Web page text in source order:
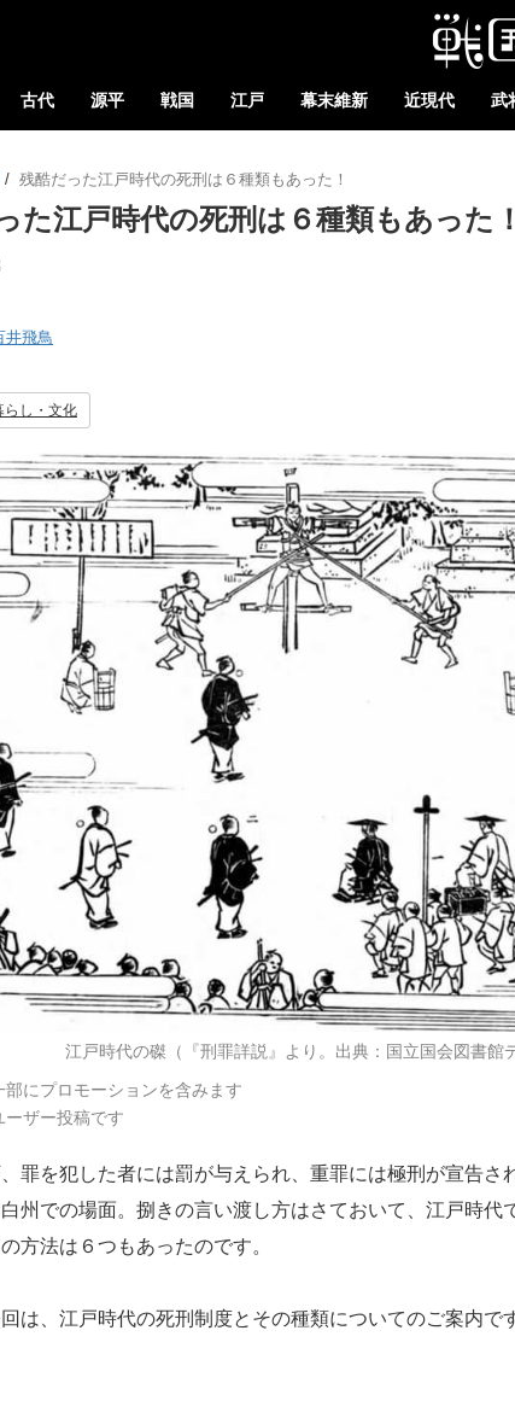
古代 源平 戦国 江戸 幕末維新 近現代 武
/ 残酷だった江戸時代の死刑は６種類もあった！
た江戸時代の死刑は６種類もあった！
井飛鳥
らし・文化
江戸時代の磔（『刑罪詳説』より。出典：国立国会図書館
にプロモーションを含みます
ザー投稿です
罪を犯した者には罰が与えられ、重罪には極刑が宣告さ
州での場面。捌きの言い渡し方はさておいて、江戸時代
方法は６つもあったのです。
は、江戸時代の死刑制度とその種類についてのご案内で